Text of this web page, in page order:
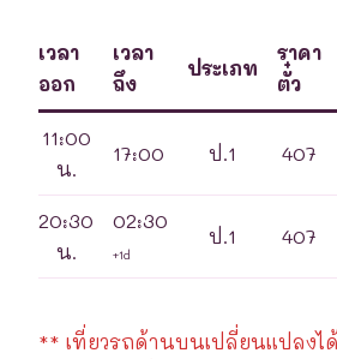
เวลา
ออก
เวลา
ถึง
ประเภท
ราคา
ตั๋ว
11:00
น.
17:00 ป.1 407
20:30
น.
02:30
+1d
ป.1 407
** เที่ยวรถด้านบนเปลี่ยนแปลงไ